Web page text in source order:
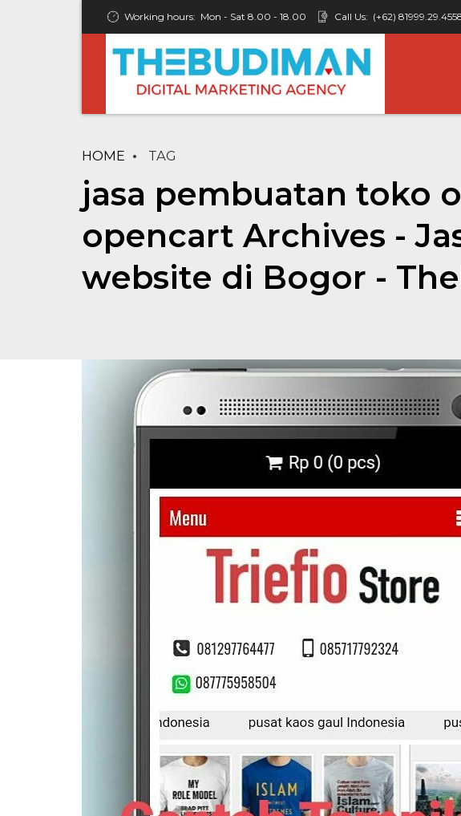
Working hours: Mon - Sat 8.00 - 18.00 Call Us: (+62)
HOME TAG
jasa pembuatan toko
opencart Archives -
website di Bogor -